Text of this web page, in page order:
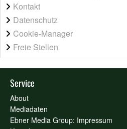
Kontakt
Datenschutz
Cookie-Manager
Freie Stellen
Service
About
Mediadaten
Ebner Media Group: Impressum